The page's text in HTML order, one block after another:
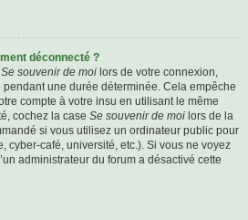
déconnecté ?
Se souvenir de moi lors de votre connexion,
une durée déterminée. Cela empêche
compte à votre insu en utilisant le même
cochez la case Se souvenir de moi lors de la
si vous utilisez un ordinateur public pour
cyber-café, université, etc.). Si vous ne voyez
administrateur du forum a désactivé cette